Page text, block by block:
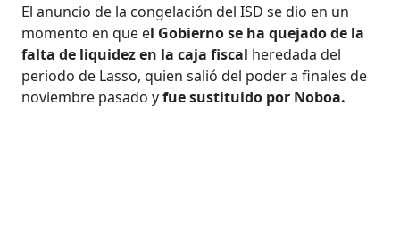
El anuncio de la congelación del ISD se dio en un
momento en que el Gobierno se ha quejado de la
falta de liquidez en la caja fiscal heredada del
periodo de Lasso, quien salió del poder a finales de
noviembre pasado yfue sustituido por Noboa.